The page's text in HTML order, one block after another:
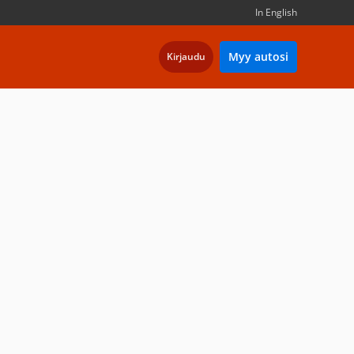
In English
Kirjaudu Myy autosi